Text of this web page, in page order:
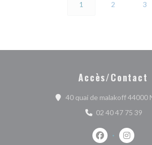
1 2 3
Accès/Contact
40 quai de malakoff 44000
02 40 47 75 39
Facebook